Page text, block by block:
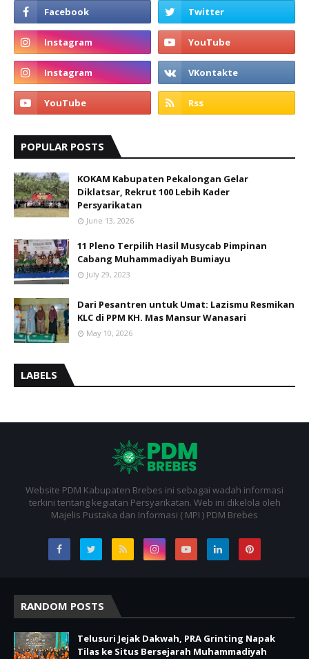
POPULAR POSTS
KOKAM Kabupaten Pekalongan Gelar
Diklatsar, Rekrut 100 Lebih Kader
Persyarikatan
June 13, 2026
11 Pleno Terpilih Hasil Musycab Pimpinan
Cabang Muhammadiyah Bumiayu
July 29, 2023
Dari Pesantren untuk Umat: Lazismu Resmikan
KLC di PPM KH. Mas Mansur Wanasari
May 10, 2026
LABELS
Website PDM Kabupaten Brebes ini sebagai wadah informasi
terkini tentang kegiatan Persyarikatan. Web ini dikelola oleh
Majelis Pustaka dan Informasi ( MPI ) PDM Brebes
RANDOM POSTS
Telusuri Jejak Dakwah, PRA Grinting Napak
Tilas ke Situs Bersejarah Muhammadiyah